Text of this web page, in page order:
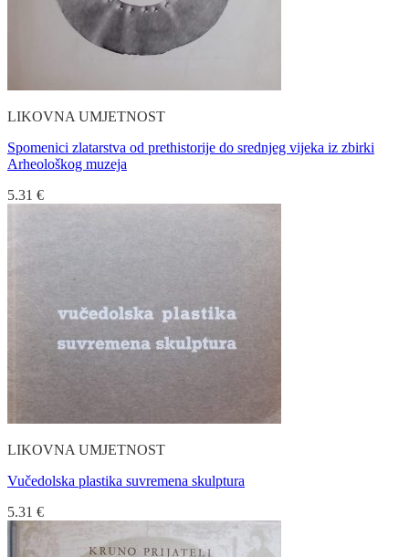
LIKOVNA UMJETNOST
Spomenici zlatarstva od prethistorije do srednjeg vijeka iz zbirki
Arheološkog muzeja
5.31 €
LIKOVNA UMJETNOST
Vučedolska plastika suvremena skulptura
5.31 €